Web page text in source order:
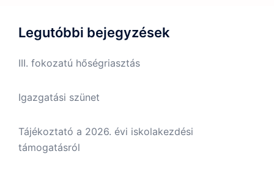
Legutóbbi bejegyzések
III. fokozatú hőségriasztás
Igazgatási szünet
Tájékoztató a 2026. évi iskolakezdési
támogatásról